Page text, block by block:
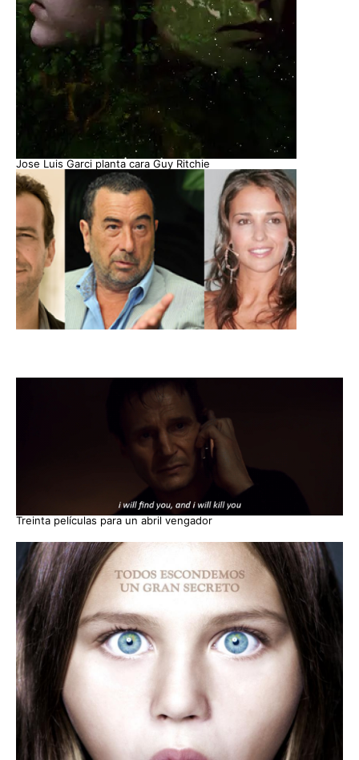
Jose Luis Garci planta cara Guy Ritchie
Treinta películas para un abril vengador